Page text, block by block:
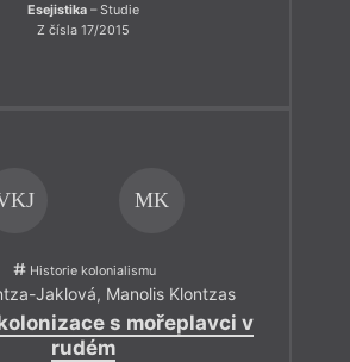
Esejistika – Studie
Z čísla 17/2015
MK
Historie kolonialismu
Jaklová, Manolis Klontzas
s mořeplavci v
rudém